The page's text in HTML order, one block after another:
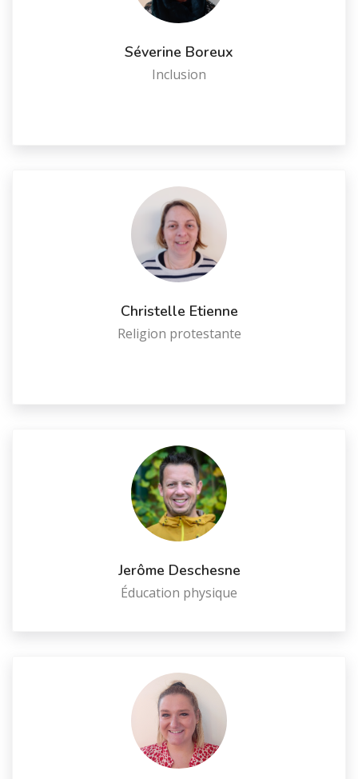
Séverine Boreux
Inclusion
Christelle Etienne
Religion protestante
Jerôme Deschesne
Éducation physique